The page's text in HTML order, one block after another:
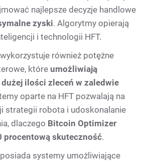
najlepsze decyzje handlowe
zyski. Algorytmy opierają
i technologii HFT.
również potężne
które umożliwiają
ilości zleceń w zaledwie
oparte na HFT pozwalają na
strategii robota i udoskonalanie
dlaczego Bitcoin Optimizer
procentową skuteczność.
systemy umożliwiające